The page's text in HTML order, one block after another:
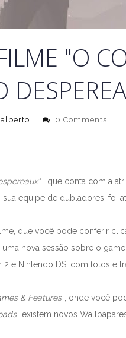
"O
0 Comments
, que conta com a
equipe de dubladores, foi
que você pode conferir
nova sessão sobre o
2 e Nintendo DS, com fotos e
& Features
, onde você
existem novos